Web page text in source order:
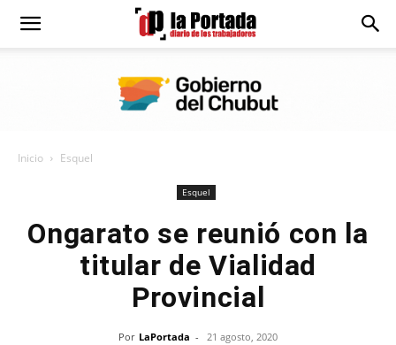
Diario
Inicio Esquel
Esquel
Ongarato se reunió con la
titular de Vialidad
Provincial
Por LaPortada - 21 agosto, 2020